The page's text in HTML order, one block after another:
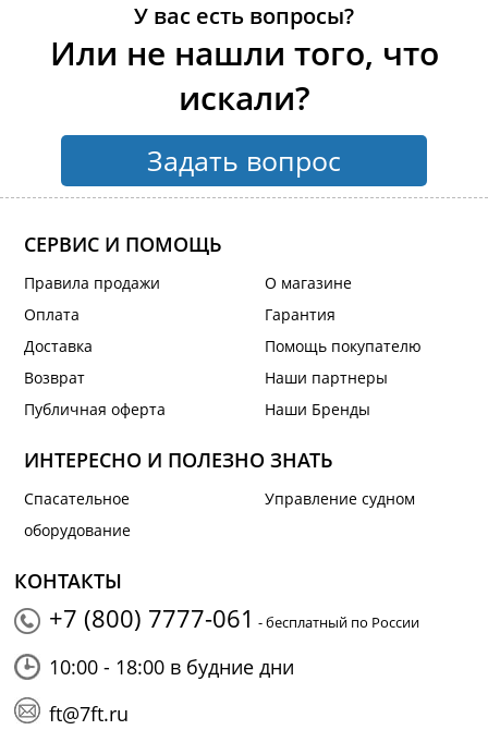
У вас есть вопросы?
Или не нашли того, что
искали?
Задать вопрос
СЕРВИС И ПОМОЩЬ
Правила продажи
Оплата
Доставка
Возврат
Публичная оферта
О магазине
Гарантия
Помощь покупателю
Наши партнеры
Наши Бренды
ИНТЕРЕСНО И ПОЛЕЗНО ЗНАТЬ
Спасательное
оборудование
Управление судном
КОНТАКТЫ
+7 (800) 7777-061 - бесплатный по России
10:00 - 18:00 в будние дни
ft@7ft.ru